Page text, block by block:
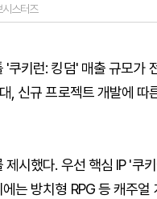
스터즈
키런: 킹덤' 매출 규모가
, 신규 프로젝트 개발에
시했다. 우선 핵심 IP '쿠
는 방치형 RPG 등 캐주얼